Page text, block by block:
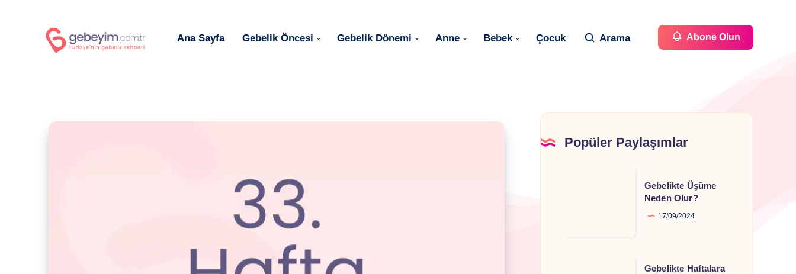
Ana Sayfa Gebelik Öncesi Gebelik Dönemi Anne Bebek Çocuk Arama Abone Olun
Popüler Paylaşımlar
Gebelikte Üşüme
Neden Olur?
17/09/2024
Gebelikte Haftalara